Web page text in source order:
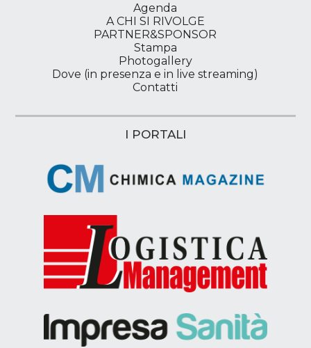
Agenda
A CHI SI RIVOLGE
PARTNER&SPONSOR
Stampa
Photogallery
Dove (in presenza e in live streaming)
Contatti
I PORTALI